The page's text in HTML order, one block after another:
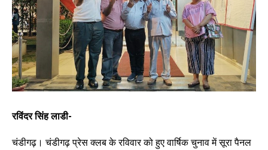
रविंदर सिंह लाडी-
चंडीगढ़। चंडीगढ़ प्रेस क्लब के रविवार को हुए वार्षिक चुनाव में सूरा पैनल